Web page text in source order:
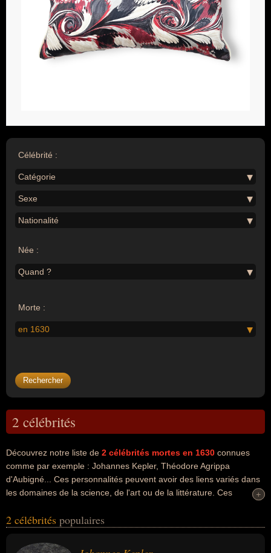
Célébrité :
Catégorie
Sexe
Nationalité
Née :
Quand ?
Morte :
en 1630
2 célébrités
Découvrez notre liste de 2 célébrités mortes en 1630 connues
comme par exemple : Johannes Kepler, Théodore Agrippa
d'Aubigné... Ces personnalités peuvent avoir des liens variés dans
les domaines de la science, de l'art ou de la littérature. Ces
artiste, écrivain, militaire ou poète. En ce qui concerne leurs
allemand ou francais par exemple.
+
+
2 célébrités populaires